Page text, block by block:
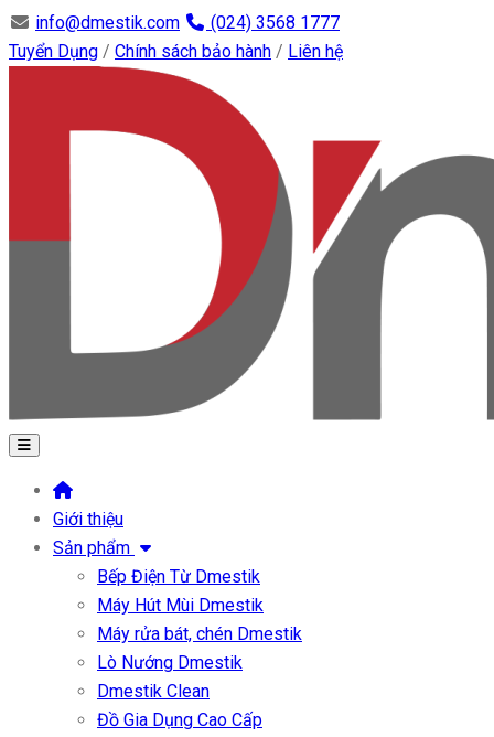
info@dmestik.com
(024) 3568 1777
Tuyển Dụng / Chính sách bảo hành / Liên hệ
Giới thiệu
Sản phẩm
Bếp Điện Từ Dmestik
Máy Hút Mùi Dmestik
Máy rửa bát, chén Dmestik
Lò Nướng Dmestik
Dmestik Clean
Đồ Gia Dụng Cao Cấp